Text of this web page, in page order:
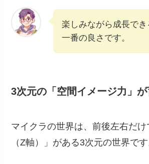
楽しみながら成長で
一番の良さです。
3次元の「空間イメージ力」が
マイクラの世界は、前後左右だけ
（Z軸）」がある3次元の世界です